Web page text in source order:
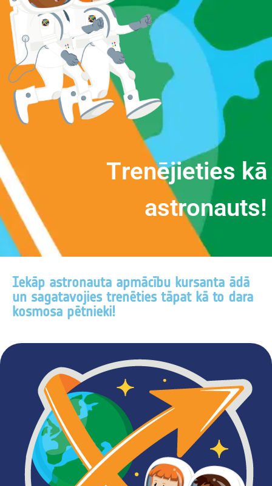
Trenējieties kā
astronauts!
Iekāp astronauta apmācību kursanta ādā
un sagatavojies trenēties tāpat kā to dara
kosmosa pētnieki!